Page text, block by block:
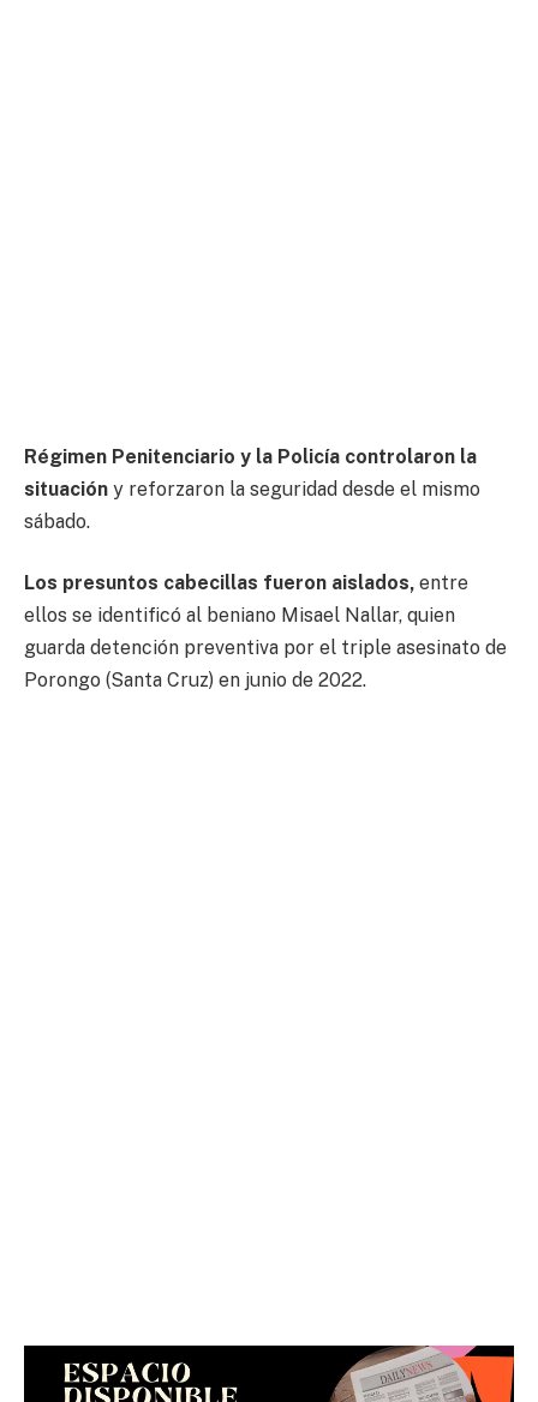
Régimen Penitenciario y la Policía controlaron la
situación y reforzaron la seguridad desde el mismo
sábado.
Los presuntos cabecillas fueron aislados, entre
ellos se identificó al beniano Misael Nallar, quien
guarda detención preventiva por el triple asesinato de
Porongo (Santa Cruz) en junio de 2022.